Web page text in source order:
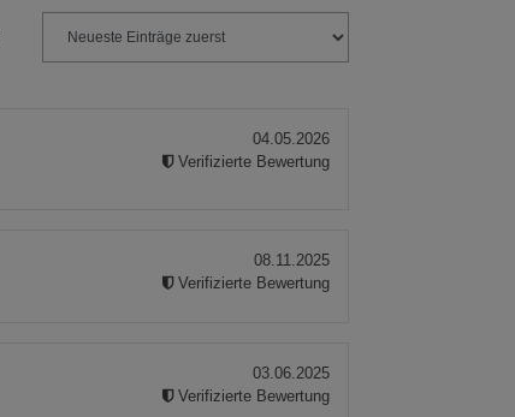
04.05.2026
Verifizierte Bewertung
08.11.2025
Verifizierte Bewertung
03.06.2025
Verifizierte Bewertung